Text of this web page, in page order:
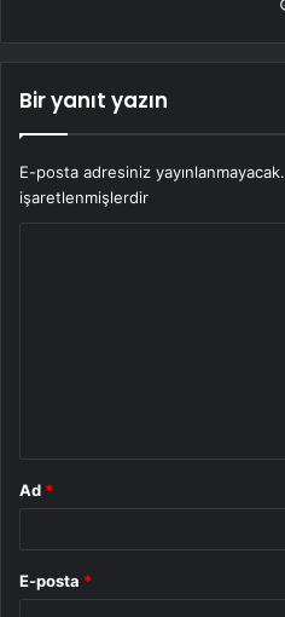
Bir yanıt yazın
E-posta adresiniz yayınlanmayacak.
işaretlenmişlerdir
Ad *
E-posta *